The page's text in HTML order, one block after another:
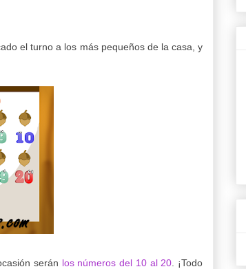
el turno a los más pequeños de la casa, y
serán los números del 10 al 20 . ¡Todo